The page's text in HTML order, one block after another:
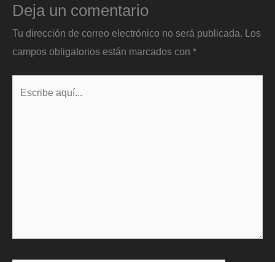
Deja un comentario
Tu dirección de correo electrónico no será publicada. Los
campos obligatorios están marcados con *